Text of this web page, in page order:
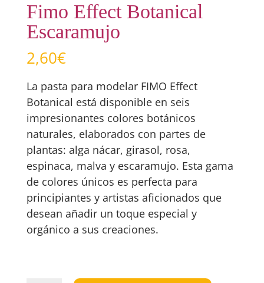
Fimo Effect Botanical
Escaramujo
2,60€
La pasta para modelar FIMO Effect
Botanical está disponible en seis
impresionantes colores botánicos
naturales, elaborados con partes de
plantas: alga nácar, girasol, rosa,
espinaca, malva y escaramujo. Esta gama
de colores únicos es perfecta para
principiantes y artistas aficionados que
desean añadir un toque especial y
orgánico a sus creaciones.